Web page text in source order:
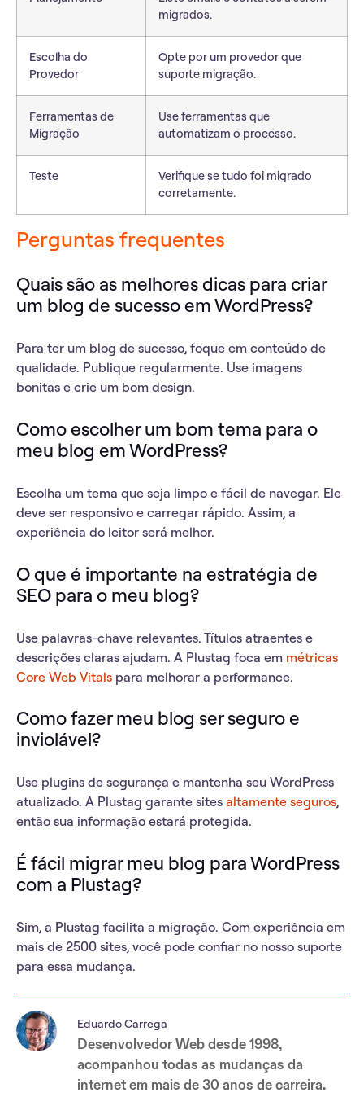
migrados.
Escolha do
Provedor
Opte por um provedor que
suporte migração.
Ferramentas de
Migração
Use ferramentas que
automatizam o processo.
Teste
Verifique se tudo foi migrado
corretamente.
Perguntas frequentes
Quais são as melhores dicas para criar
um blog de sucesso em WordPress?
Para ter um blog de sucesso, foque em conteúdo de
qualidade. Publique regularmente. Use imagens
bonitas e crie um bom design.
Como escolher um bom tema para o
meu blog em WordPress?
Escolha um tema que seja limpo e fácil de navegar. Ele
deve ser responsivo e carregar rápido. Assim, a
experiência do leitor será melhor.
O que é importante na estratégia de
SEO para o meu blog?
Use palavras-chave relevantes. Títulos atraentes e
descrições claras ajudam. A Plustag foca em métricas
Core Web Vitals para melhorar a performance.
Como fazer meu blog ser seguro e
inviolável?
Use plugins de segurança e mantenha seu WordPress
atualizado. A Plustag garante sites altamente seguros,
então sua informação estará protegida.
É fácil migrar meu blog para WordPress
com a Plustag?
Sim, a Plustag facilita a migração. Com experiência em
mais de 2500 sites, você pode confiar no nosso suporte
para essa mudança.
Eduardo Carrega
Desenvolvedor Web desde 1998,
acompanhou todas as mudanças da
internet em mais de 30 anos de carreira.